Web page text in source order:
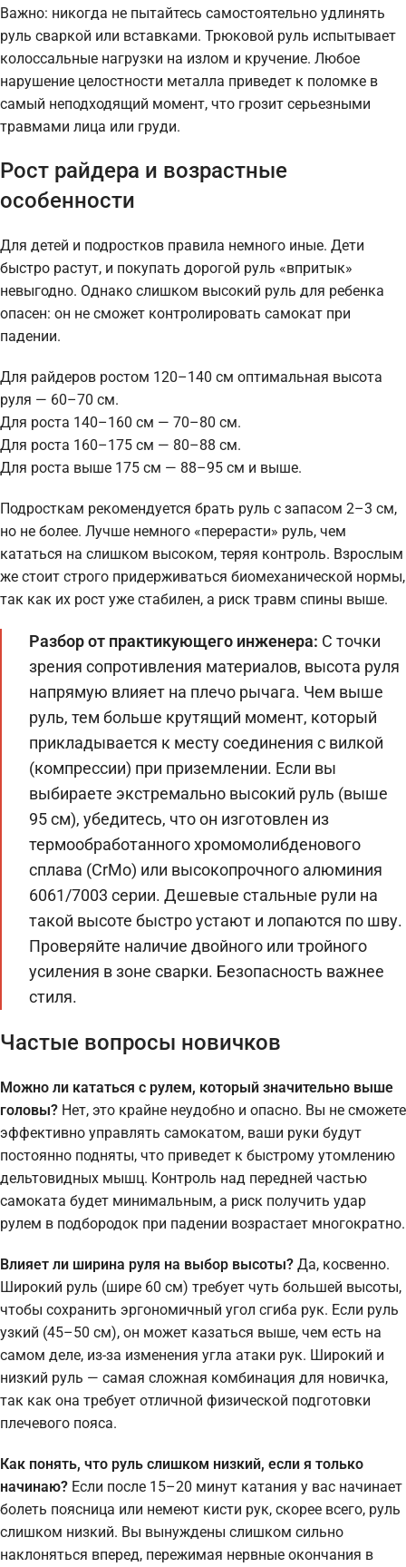
Важно: никогда не пытайтесь самостоятельно удлинять
руль сваркой или вставками. Трюковой руль испытывает
колоссальные нагрузки на излом и кручение. Любое
нарушение целостности металла приведет к поломке в
самый неподходящий момент, что грозит серьезными
травмами лица или груди.
Рост райдера и возрастные
особенности
Для детей и подростков правила немного иные. Дети
быстро растут, и покупать дорогой руль «впритык»
невыгодно. Однако слишком высокий руль для ребенка
опасен: он не сможет контролировать самокат при
падении.
Для райдеров ростом 120–140 см оптимальная высота
руля — 60–70 см.
Для роста 140–160 см — 70–80 см.
Для роста 160–175 см — 80–88 см.
Для роста выше 175 см — 88–95 см и выше.
Подросткам рекомендуется брать руль с запасом 2–3 см,
но не более. Лучше немного «перерасти» руль, чем
кататься на слишком высоком, теряя контроль. Взрослым
же стоит строго придерживаться биомеханической нормы,
так как их рост уже стабилен, а риск травм спины выше.
Разбор от практикующего инженера: С точки
зрения сопротивления материалов, высота руля
напрямую влияет на плечо рычага. Чем выше
руль, тем больше крутящий момент, который
прикладывается к месту соединения с вилкой
(компрессии) при приземлении. Если вы
выбираете экстремально высокий руль (выше
95 см), убедитесь, что он изготовлен из
термообработанного хромомолибденового
сплава (CrMo) или высокопрочного алюминия
6061/7003 серии. Дешевые стальные рули на
такой высоте быстро устают и лопаются по шву.
Проверяйте наличие двойного или тройного
усиления в зоне сварки. Безопасность важнее
стиля.
Частые вопросы новичков
Можно ли кататься с рулем, который значительно выше
головы? Нет, это крайне неудобно и опасно. Вы не сможете
эффективно управлять самокатом, ваши руки будут
постоянно подняты, что приведет к быстрому утомлению
дельтовидных мышц. Контроль над передней частью
самоката будет минимальным, а риск получить удар
рулем в подбородок при падении возрастает многократно.
Влияет ли ширина руля на выбор высоты? Да, косвенно.
Широкий руль (шире 60 см) требует чуть большей высоты,
чтобы сохранить эргономичный угол сгиба рук. Если руль
узкий (45–50 см), он может казаться выше, чем есть на
самом деле, из-за изменения угла атаки рук. Широкий и
низкий руль — самая сложная комбинация для новичка,
так как она требует отличной физической подготовки
плечевого пояса.
Как понять, что руль слишком низкий, если я только
начинаю? Если после 15–20 минут катания у вас начинает
болеть поясница или немеют кисти рук, скорее всего, руль
слишком низкий. Вы вынуждены слишком сильно
наклоняться вперед, пережимая нервные окончания в